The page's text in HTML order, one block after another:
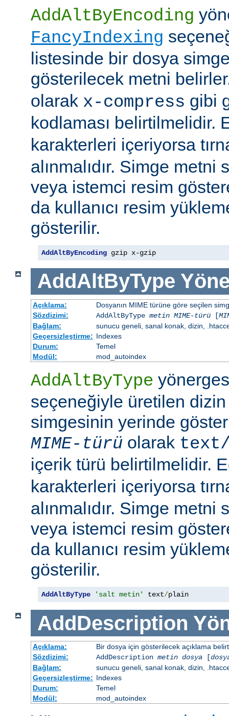
AddAltByEncoding
FancyIndexing
listesinde bir dosya
gösterilecek metni
olarak x-compress gibi
kodlaması belirtilmelidir.
karakterleri içeriyorsa
alınmalıdır. Simge metni
veya istemci resim
da kullanıcı resim
gösterilir.
AddAltByEncoding gzip x-gzip
AddAltByType
Açıklama:
Dosyanın MIME türüne göre seçilen
Sözdizimi:
AddAltByType metin MIME-türü[
Bağlam:
sunucu geneli, sanal konak, dizin,
Geçersizleştirme: Indexes
Durum:
Temel
Modül:
mod_autoindex
AddAltByType
seçeneğiyle üretilen
simgesinin yerinde
MIME-türü olarak
içerik türü belirtilmelidir.
karakterleri içeriyorsa
alınmalıdır. Simge metni
veya istemci resim
da kullanıcı resim
gösterilir.
AddAltByType 'salt metin' text/plain
AddDescription
Açıklama:
Bir dosya için gösterilecek açıklama
Sözdizimi:
AddDescription metin dosya[
Bağlam:
sunucu geneli, sanal konak, dizin,
Geçersizleştirme: Indexes
Durum:
Temel
Modül:
mod_autoindex